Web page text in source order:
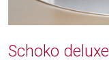
Schoko deluxe